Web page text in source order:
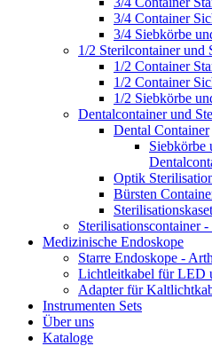
3/4 Container
3/4 Siebkörbe
1/2 Sterilcontainer und
1/2 Container
1/2 Container
1/2 Siebkörbe
Dentalcontainer und
Dental Container
Siebkörbe
Optik
Bürsten
Sterilisationscontainer
Medizinische Endoskope
Starre Endoskope -
Lichtleitkabel für LED
Adapter für
Instrumenten Sets
Über uns
Kataloge